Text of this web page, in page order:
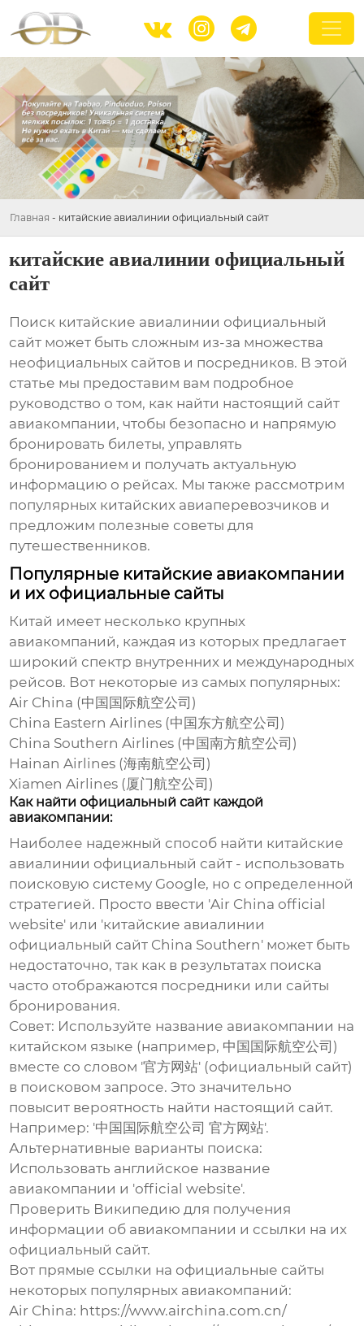
  
Главная - китайские авиалинии официальный сайт
китайские авиалинии официальный
сайт
Поиск китайские авиалинии официальный
сайт может быть сложным из-за множества
неофициальных сайтов и посредников. В этой
статье мы предоставим вам подробное
руководство о том, как найти настоящий сайт
авиакомпании, чтобы безопасно и напрямую
бронировать билеты, управлять
бронированием и получать актуальную
информацию о рейсах. Мы также рассмотрим
популярных китайских авиаперевозчиков и
предложим полезные советы для
путешественников.
Популярные китайские авиакомпании
и их официальные сайты
Китай имеет несколько крупных
авиакомпаний, каждая из которых предлагает
широкий спектр внутренних и международных
рейсов. Вот некоторые из самых популярных:
Air China (中国国际航空公司)
China Eastern Airlines (中国东方航空公司)
China Southern Airlines (中国南方航空公司)
Hainan Airlines (海南航空公司)
Xiamen Airlines (厦门航空公司)
Как найти официальный сайт каждой
авиакомпании:
Наиболее надежный способ найти китайские
авиалинии официальный сайт - использовать
поисковую систему Google, но с определенной
стратегией. Просто ввести 'Air China official
website' или 'китайские авиалинии
официальный сайт China Southern' может быть
недостаточно, так как в результатах поиска
часто отображаются посредники или сайты
бронирования.
Совет: Используйте название авиакомпании на
китайском языке (например, 中国国际航空公司)
вместе со словом '官方网站' (официальный сайт)
в поисковом запросе. Это значительно
повысит вероятность найти настоящий сайт.
Например: '中国国际航空公司 官方网站'.
Альтернативные варианты поиска:
Использовать английское название
авиакомпании и 'official website'.
Проверить Википедию для получения
информации об авиакомпании и ссылки на их
официальный сайт.
Вот прямые ссылки на официальные сайты
некоторых популярных авиакомпаний:
Air China: https://www.airchina.com.cn/